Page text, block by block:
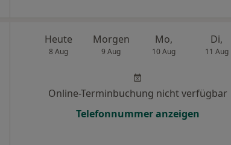
Heute
8 Aug
Morgen
9 Aug
Mo,
10 Aug
Di,
11 Aug
Online-Terminbuchung nicht verfügbar
Telefonnummer anzeigen